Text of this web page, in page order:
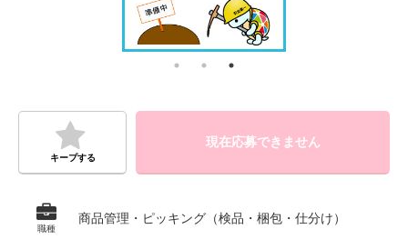
キープする
現在応募できません
職種
商品管理・ピッキング（検品・梱包・仕分け）